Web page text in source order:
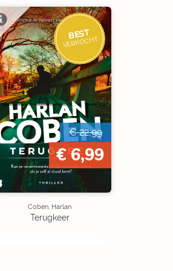
BEST
VERKOCHT
€ 22,99
€ 6,99
Coben, Harlan
Terugkeer